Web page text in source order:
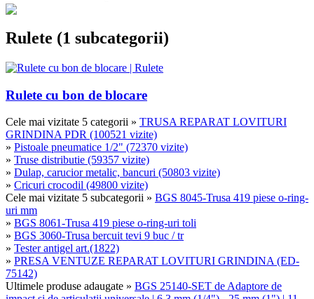
Rulete (1 subcategorii)
Rulete cu bon de blocare
Cele mai vizitate 5 categorii » TRUSA REPARAT LOVITURI
GRINDINA PDR (100521 vizite)
» Pistoale pneumatice 1/2" (72370 vizite)
» Truse distributie (59357 vizite)
» Dulap, carucior metalic, bancuri (50803 vizite)
» Cricuri crocodil (49800 vizite)
Cele mai vizitate 5 subcategorii » BGS 8045-Trusa 419 piese o-ring-
uri mm
» BGS 8061-Trusa 419 piese o-ring-uri toli
» BGS 3060-Trusa bercuit tevi 9 buc / tr
» Tester antigel art.(1822)
» PRESA VENTUZE REPARAT LOVITURI GRINDINA (ED-
75142)
Ultimele produse adaugate » BGS 25140-SET de Adaptore de